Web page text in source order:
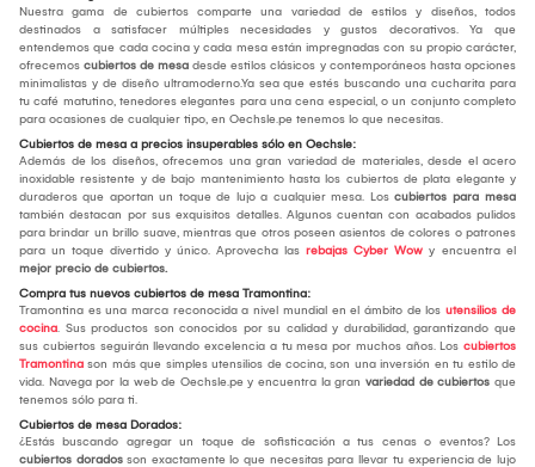
Nuestra gama de cubiertos comparte una variedad de estilos y diseños, todos
destinados a satisfacer múltiples necesidades y gustos decorativos. Ya que
entendemos que cada cocina y cada mesa están impregnadas con su propio carácter,
ofrecemos cubiertos de mesa desde estilos clásicos y contemporáneos hasta opciones
minimalistas y de diseño ultramoderno.Ya sea que estés buscando una cucharita para
tu café matutino, tenedores elegantes para una cena especial, o un conjunto completo
para ocasiones de cualquier tipo, en Oechsle.pe tenemos lo que necesitas.
Cubiertos de mesa a precios insuperables sólo en Oechsle:
Además de los diseños, ofrecemos una gran variedad de materiales, desde el acero
inoxidable resistente y de bajo mantenimiento hasta los cubiertos de plata elegante y
duraderos que aportan un toque de lujo a cualquier mesa. Los cubiertos para mesa
también destacan por sus exquisitos detalles. Algunos cuentan con acabados pulidos
para brindar un brillo suave, mientras que otros poseen asientos de colores o patrones
para un toque divertido y único. Aprovecha las rebajas Cyber Wow y encuentra el
mejor precio de cubiertos.
Compra tus nuevos cubiertos de mesa Tramontina:
Tramontina es una marca reconocida a nivel mundial en el ámbito de los utensilios de
cocina. Sus productos son conocidos por su calidad y durabilidad, garantizando que
sus cubiertos seguirán llevando excelencia a tu mesa por muchos años. Los cubiertos
Tramontina son más que simples utensilios de cocina, son una inversión en tu estilo de
vida. Navega por la web de Oechsle.pe y encuentra la gran variedad de cubiertos que
tenemos sólo para ti.
Cubiertos de mesa Dorados:
¿Estás buscando agregar un toque de sofisticación a tus cenas o eventos? Los
cubiertos dorados son exactamente lo que necesitas para llevar tu experiencia de lujo